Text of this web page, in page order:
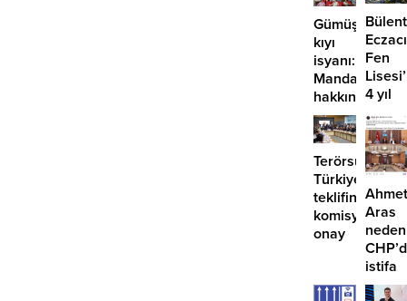
Gümüşlük’te
kıyı
isyanı:
Mandalinci
hakkında
suç
duyurusu
Bülent
Fen
4 yıl
geçti,
hâlâ
proje
Terörsüz
Türkiye
teklifine
komisyondan
onay
Ahmet
Aras
neden
istifa